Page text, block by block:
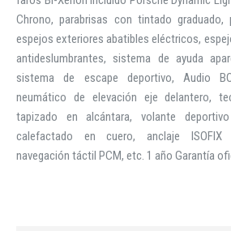
Chrono, parabrisas con tintado
espejos exteriores abatibles eléctricos,
antideslumbrantes, sistema de ayuda
sistema de escape deportivo, Audio
neumático de elevación eje delantero,
tapizado en alcántara, volante
calefactado en cuero, anclaje ISOFIX
navegación táctil PCM, etc. 1 año Garantía